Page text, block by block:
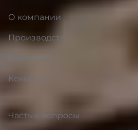
О компании
Производство
Вакансии
Команда
Частые вопросы